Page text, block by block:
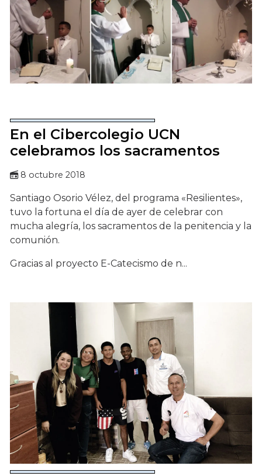
En el Cibercolegio UCN
celebramos los sacramentos
8 octubre 2018
Santiago Osorio Vélez, del programa «Resilientes»,
tuvo la fortuna el día de ayer de celebrar con
mucha alegría, los sacramentos de la penitencia y la
comunión.
Gracias al proyecto E-Catecismo de n...